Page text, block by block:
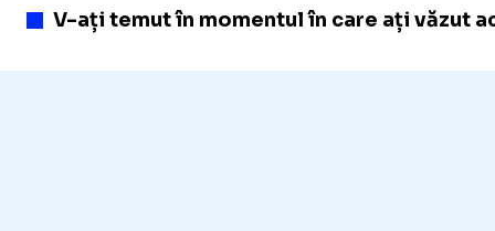
V-ați temut în momentul în care ați văzut